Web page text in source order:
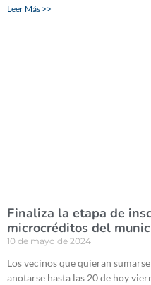
Leer Más >>
Finaliza la etapa de
microcréditos del
10 de mayo de 2024
Los vecinos que quieran
anotarse hasta las 20 de hoy